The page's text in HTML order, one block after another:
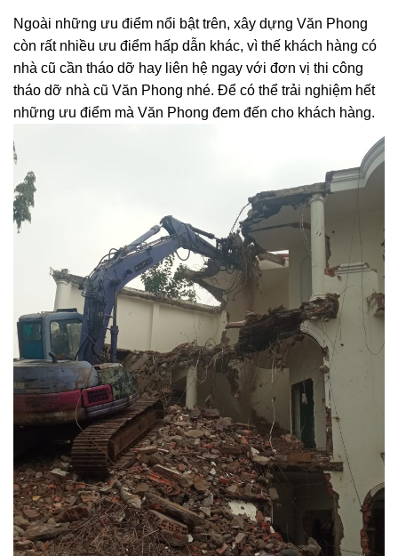
Ngoài những ưu điểm nổi bật trên, xây dựng Văn Phong
còn rất nhiều ưu điểm hấp dẫn khác, vì thế khách hàng có
nhà cũ cần tháo dỡ hay liên hệ ngay với đơn vị thi công
tháo dỡ nhà cũ Văn Phong nhé. Để có thể trải nghiệm hết
những ưu điểm mà Văn Phong đem đến cho khách hàng.